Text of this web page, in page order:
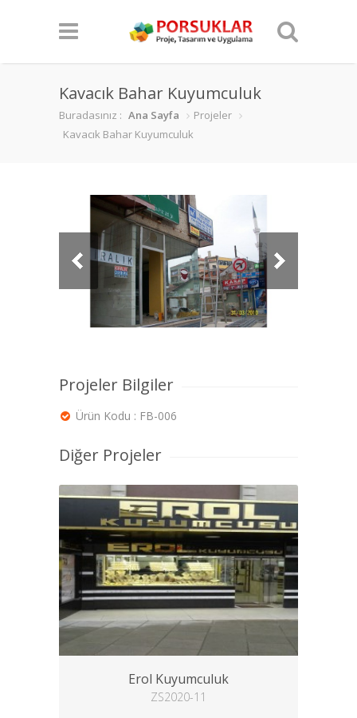
Kavacık Bahar Kuyumculuk
Buradasınız : Ana Sayfa
Projeler
Kavacık Bahar Kuyumculuk
Projeler Bilgiler
Ürün Kodu : FB-006
Diğer Projeler
Erol Kuyumculuk
ZS2020-11